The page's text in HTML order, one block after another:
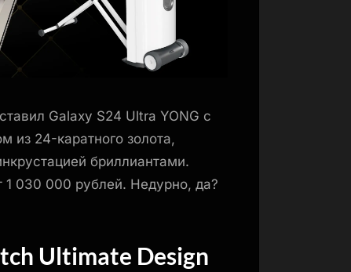
Galaxy S24 Ultra YONG с
из 24-каратного золота,
бриллиантами.
1 030 000 рублей. Недурно, да?
Ultimate Design